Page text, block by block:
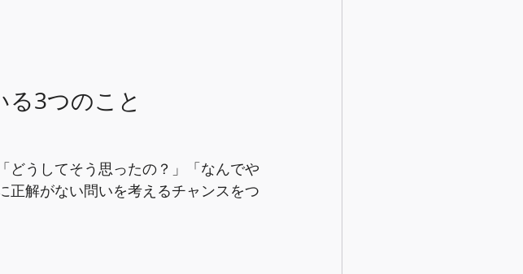
3つのこと
どうしてそう思ったの？」「なんでや
正解がない問いを考えるチャンスをつ